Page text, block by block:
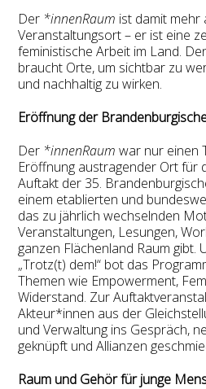
Der *innenRaum ist damit mehr
Veranstaltungsort – er ist eine
feministische Arbeit im Land.
braucht Orte, um sichtbar zu
und nachhaltig zu wirken.
Eröffnung der
Der *innenRaum war nur einen
Eröffnung austragender Ort für
Auftakt der 35.
einem etablierten und
das zu jährlich wechselnden
Veranstaltungen, Lesungen,
ganzen Flächenland Raum gibt.
„Trotz(t) dem!“ bot das
Themen wie Empowerment,
Widerstand. Zur
Akteur*innen aus der
und Verwaltung ins Gespräch,
geknüpft und Allianzen
Raum und Gehör für junge